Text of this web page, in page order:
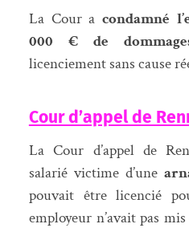
La Cour acondamné
000 € de
licenciement sans cause
Cour d’appel de
La Cour d’appel de
salarié victime d’une
pouvait être licencié
employeur n’avait pas